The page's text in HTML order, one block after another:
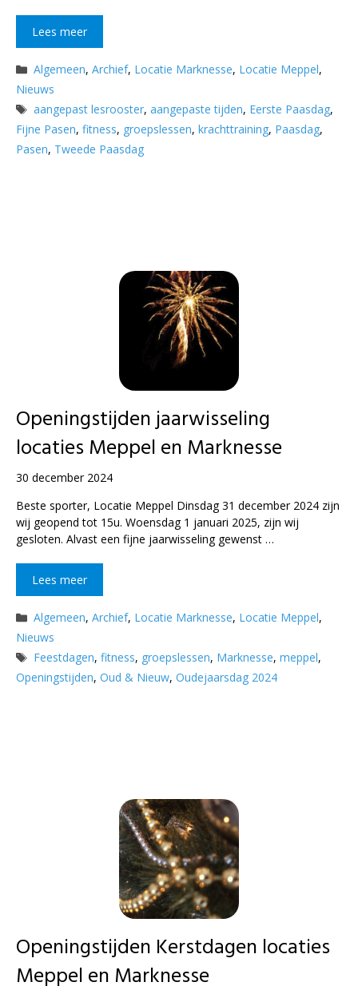
Lees meer
Categorieën
Algemeen,Archief, Locatie Marknesse, Locatie Meppel,
Nieuws
Tags
aangepast lesrooster,aangepaste tijden, Eerste Paasdag,
Fijne Pasen, fitness, groepslessen, krachttraining, Paasdag,
Pasen, Tweede Paasdag
Openingstijden jaarwisseling
locaties Meppel en Marknesse
30 december 2024
Beste sporter, Locatie Meppel Dinsdag 31 december 2024 zijn
wij geopend tot 15u. Woensdag 1 januari 2025, zijn wij
gesloten. Alvast een fijne jaarwisseling gewenst …
Lees meer
Categorieën
Algemeen,Archief, Locatie Marknesse, Locatie Meppel,
Nieuws
Tags
Feestdagen,fitness, groepslessen, Marknesse,meppel,
Openingstijden, Oud & Nieuw, Oudejaarsdag 2024
Openingstijden Kerstdagen locaties
Meppel en Marknesse